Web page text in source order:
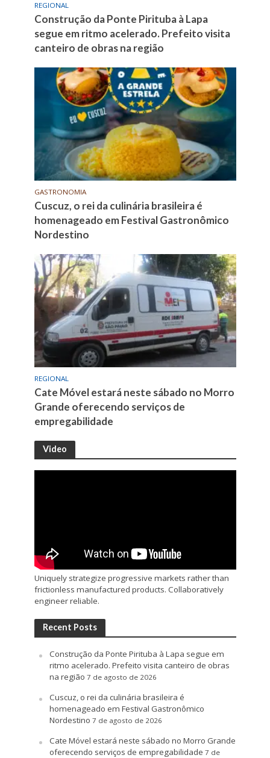
REGIONAL
Construção da Ponte Pirituba à Lapa
segue em ritmo acelerado. Prefeito visita
canteiro de obras na região
GASTRONOMIA
Cuscuz, o rei da culinária brasileira é
homenageado em Festival Gastronômico
Nordestino
REGIONAL
Cate Móvel estará neste sábado no Morro
Grande oferecendo serviços de
empregabilidade
Video
Uniquely strategize progressive markets rather than
frictionless manufactured products. Collaboratively
engineer reliable.
Recent Posts
Construção da Ponte Pirituba à Lapa segue em
ritmo acelerado. Prefeito visita canteiro de obras
na região 7 de agosto de 2026
Cuscuz, o rei da culinária brasileira é
homenageado em Festival Gastronômico
Nordestino 7 de agosto de 2026
Cate Móvel estará neste sábado no Morro Grande
oferecendo serviços de empregabilidade 7 de